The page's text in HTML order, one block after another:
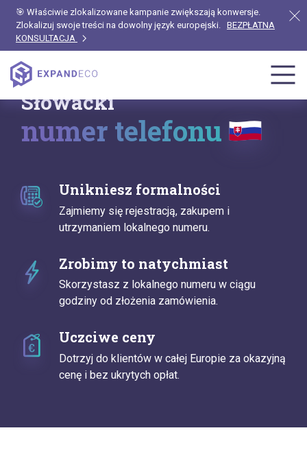
🎯 Właściwie zlokalizowane kampanie zwiększają konwersje.
Zlokalizuj swoje treści na dowolny język europejski. BEZPŁATNA
KONSULTACJA
Słowacki
numer telefonu
Unikniesz formalności
Zajmiemy się rejestracją, zakupem i
utrzymaniem lokalnego numeru.
Zrobimy to natychmiast
Skorzystasz z lokalnego numeru w ciągu
godziny od złożenia zamówienia.
Uczciwe ceny
Dotrzyj do klientów w całej Europie za okazyjną
cenę i bez ukrytych opłat.